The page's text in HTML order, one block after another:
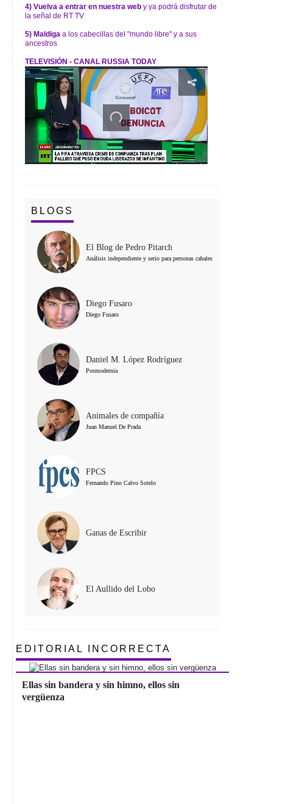
4) Vuelva a entrar en nuestra web y ya podrá disfrutar de
la señal de RT TV
5) Maldiga a los cabecillas del "mundo libre" y a sus
ancestros
TELEVISIÓN - CANAL RUSSIA TODAY
BLOGS
El Blog de Pedro Pitarch
Análisis independiente y serio para personas cabales
Diego Fusaro
Diego Fusaro
Daniel M. López Rodríguez
Posmodernia
Animales de compañía
Juan Manuel De Prada
FPCS
Fernando Pino Calvo Sotelo
Ganas de Escribir
El Aullido del Lobo
EDITORIAL INCORRECTA
Ellas sin bandera y sin himno, ellos sin
vergüenza